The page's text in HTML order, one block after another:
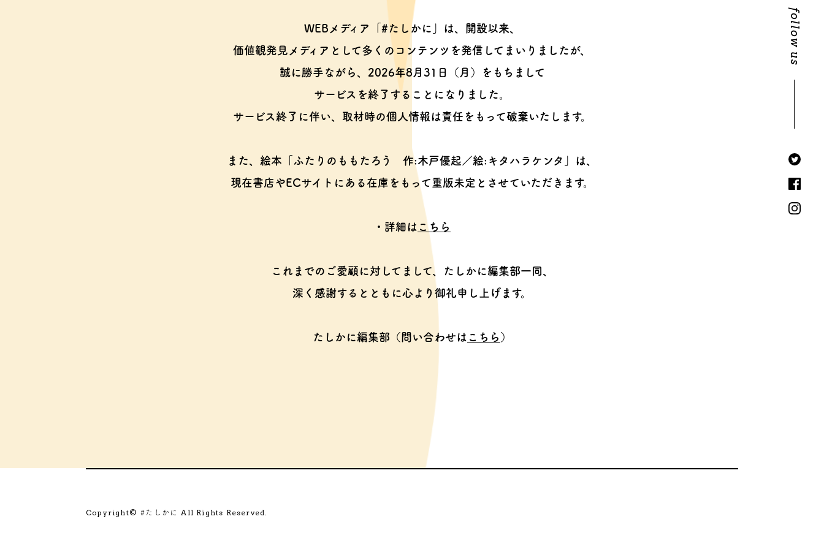
follow us
WEBメディア「#たしかに」は、開設以来、
価値観発見メディアとして多くのコンテンツを発信してまいりましたが、
誠に勝手ながら、2026年8月31日（月）をもちまして
サービスを終了することになりました。
サービス終了に伴い、取材時の個人情報は責任をもって破棄いたします。
また、絵本「ふたりのももたろう 作:木戸優起／絵:キタハラケンタ」は、
現在書店やECサイトにある在庫をもって重版未定とさせていただきます。
・詳細は こちら
これまでのご愛顧に対してまして、
たしかに編集部一同、
深く感謝するとともに心より御礼申し上げます。
たしかに編集部（問い合わせは こちら ）
Copyright© #たしかに All Rights Reserved.